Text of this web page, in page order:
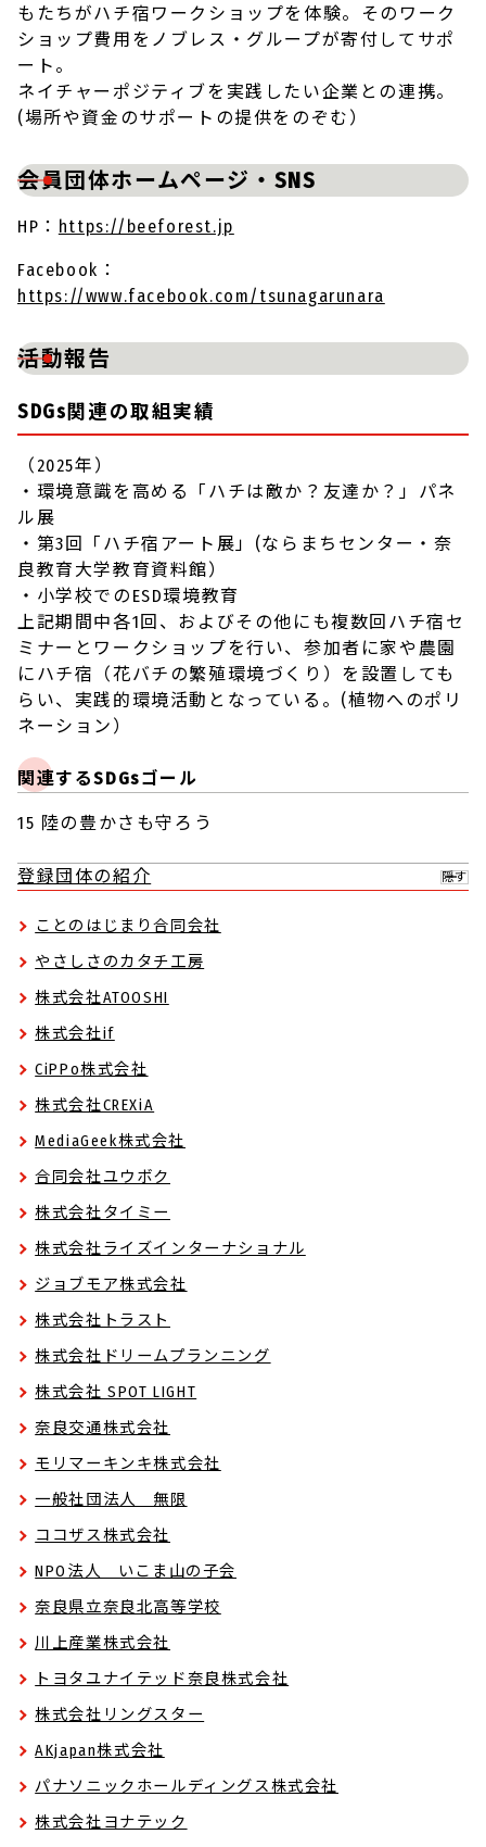
もたちがハチ宿ワークショップを体験。そのワーク
ショップ費用をノブレス・グループが寄付してサポ
ート。
ネイチャーポジティブを実践したい企業との連携。
(場所や資金のサポートの提供をのぞむ）
会員団体ホームページ・SNS
HP： https://beeforest.jp
Facebook：
https://www.facebook.com/tsunagarunara
活動報告
SDGs関連の取組実績
（2025年）
・環境意識を高める「ハチは敵か？友達か？」パネ
ル展
・第3回「ハチ宿アート展」(ならまちセンター・奈
良教育大学教育資料館）
・小学校でのESD環境教育
上記期間中各1回、およびその他にも複数回ハチ宿セ
ミナーとワークショップを行い、参加者に家や農園
にハチ宿（花バチの繁殖環境づくり）を設置しても
らい、実践的環境活動となっている。(植物へのポリ
ネーション）
関連するSDGsゴール
15 陸の豊かさも守ろう
登録団体の紹介 隠す
ことのはじまり合同会社
やさしさのカタチ工房
株式会社ATOOSHI
株式会社if
CiPPo株式会社
株式会社CREXiA
MediaGeek株式会社
合同会社ユウボク
株式会社タイミー
株式会社ライズインターナショナル
ジョブモア株式会社
株式会社トラスト
株式会社ドリームプランニング
株式会社 SPOT LIGHT
奈良交通株式会社
モリマーキンキ株式会社
一般社団法人 無限
ココザス株式会社
NPO法人 いこま山の子会
奈良県立奈良北高等学校
川上産業株式会社
トヨタユナイテッド奈良株式会社
株式会社リングスター
AKjapan株式会社
パナソニックホールディングス株式会社
株式会社ヨナテック